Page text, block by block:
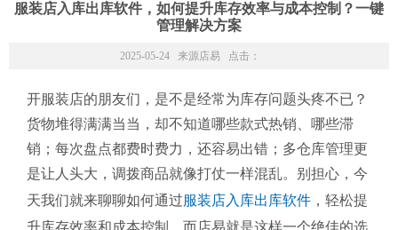
服装店入库出库软件，如何提升库存效率与成本控制？一键
管理解决方案
2025-05-24 来源店易 点击：
开服装店的朋友们，是不是经常为库存问题头疼不已？
货物堆得满满当当，却不知道哪些款式热销、哪些滞
销；每次盘点都费时费力，还容易出错；多仓库管理更
是让人头大，调拨商品就像打仗一样混乱。别担心，今
天我们就来聊聊如何通过服装店入库出库软件 ，轻松提
升库存效率和成本控制，而店易就是这样一个绝佳的选